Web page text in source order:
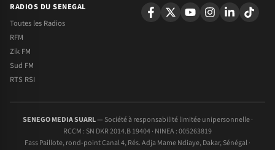
RADIOS DU SENEGAL
Toutes les Radios
RFM
Zik FM
Sud FM
RTS RSI
SENEGO MEDIA SUARL— Société à responsabilité limitée unipersonnelle ·
RCCM : SN DKR 2014.B 19404 · NINEA : 005263819
Fass Paillote, rond-point Canal 4, Rés. Adja Mame Ndiaye, Dakar, Sénégal ·